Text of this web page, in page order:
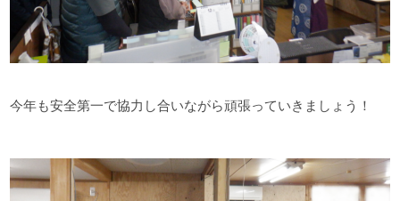
今年も安全第一で協力し合いながら頑張っていきましょう！